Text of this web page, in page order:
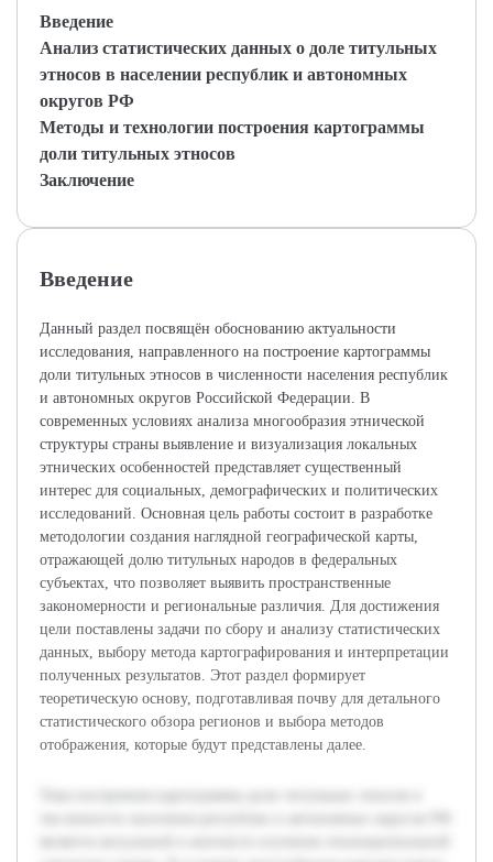
Введение
Анализ статистических данных о доле титульных
этносов в населении республик и автономных
округов РФ
Методы и технологии построения картограммы
доли титульных этносов
Заключение
Введение
Данный раздел посвящён обоснованию актуальности
исследования, направленного на построение картограммы
доли титульных этносов в численности населения республик
и автономных округов Российской Федерации. В
современных условиях анализа многообразия этнической
структуры страны выявление и визуализация локальных
этнических особенностей представляет существенный
интерес для социальных, демографических и политических
исследований. Основная цель работы состоит в разработке
методологии создания наглядной географической карты,
отражающей долю титульных народов в федеральных
субъектах, что позволяет выявить пространственные
закономерности и региональные различия. Для достижения
цели поставлены задачи по сбору и анализу статистических
данных, выбору метода картографирования и интерпретации
полученных результатов. Этот раздел формирует
теоретическую основу, подготавливая почву для детального
статистического обзора регионов и выбора методов
отображения, которые будут представлены далее.